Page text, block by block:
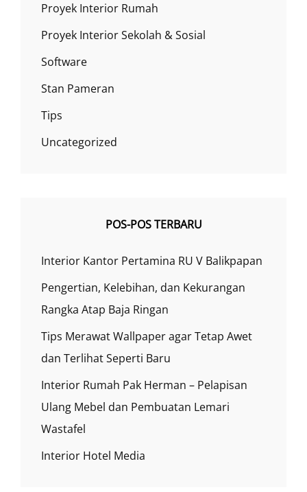
Proyek Interior Rumah
Proyek Interior Sekolah & Sosial
Software
Stan Pameran
Tips
Uncategorized
POS-POS TERBARU
Interior Kantor Pertamina RU V Balikpapan
Pengertian, Kelebihan, dan Kekurangan
Rangka Atap Baja Ringan
Tips Merawat Wallpaper agar Tetap Awet
dan Terlihat Seperti Baru
Interior Rumah Pak Herman – Pelapisan
Ulang Mebel dan Pembuatan Lemari
Wastafel
Interior Hotel Media